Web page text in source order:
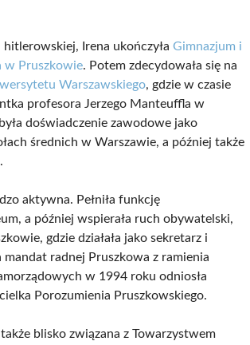
hitlerowskiej, Irena ukończyłaGimnazjum i
w Pruszkowie. Potem zdecydowała się na
Warszawskiego, gdzie w czasie
profesora Jerzego Manteuffla w
doświadczenie zawodowe jako
średnich w Warszawie, a później także
aktywna. Pełniła funkcję
a później wspierała ruch obywatelski,
gdzie działała jako sekretarz i
radnej Pruszkowa z ramienia
w 1994 roku odniosła
Porozumienia Pruszkowskiego.
blisko związana z Towarzystwem